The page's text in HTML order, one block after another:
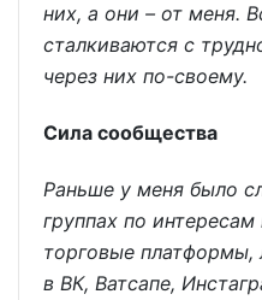
них, а они – от меня.
сталкиваются с
через них по-своему.
Сила сообщества
Раньше у меня было
группах по
торговые
в ВК, Ватсапе,